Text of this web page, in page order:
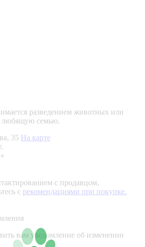
разведением животных или
любящую семью.
35 На карте
с продавцом,
с рекомендациями при покупке.
вам уведомление об изменении